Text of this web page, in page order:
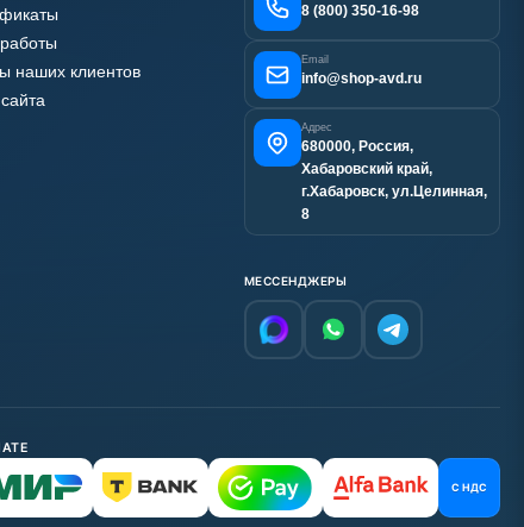
наших клиентов
8 (800) 350-16-98
Email
info@shop-avd.ru
Адрес
680000, Россия,
Хабаровский край,
г.Хабаровск, ул.Целинная,
8
МЕССЕНДЖЕРЫ
С НДС